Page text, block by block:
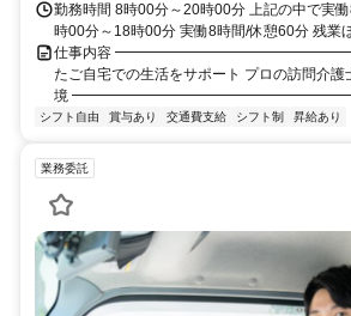
勤務時間 8時00分～20時00分 上記の中で実
時00分～18時00分 実働8時間/休憩60分 残業
仕事内容
たご自宅での生活をサポート プロの訪問介護
境 ━━━━━━━━━━━━━━━━━━━━━━
シフト自由 賞与あり 交通費支給 シフト制 昇給あり
業務委託